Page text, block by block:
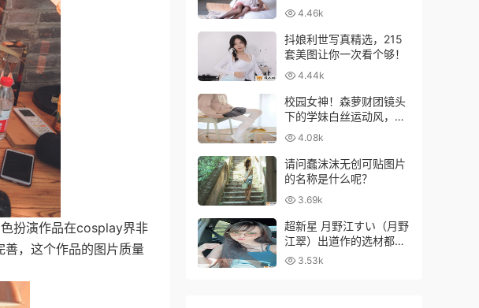
扮演作品在cosplay界非
，这个作品的图片质量
4.46k
抖娘利世写真精选，215
套美图让你一次看个够！
4.44k
校园女神！森萝财团镜头
下的学妹白丝运动风，青
春气息爆棚！
4.08k
请问蠢沫沫无创可贴图片
的名称是什么呢？
3.69k
超新星 月野江すい（月野
江翠）出道作的选材都相
当大胆超前
3.53k